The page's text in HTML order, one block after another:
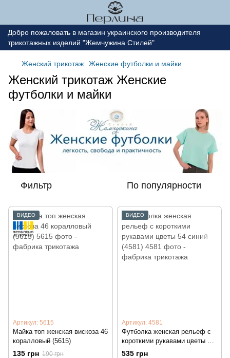
Добро пожаловать в магазин украинского производителя
трикотажных изделий "Жемчужина Стилей"
Женский трикотаж Женские футболки и майки
Женский трикотаж Женские
футболки и майки
Фильтр По популярности
ВИДЕО
Артикул: 5615
Майка топ женская вискоза 46
коралловый (5615)
135 грн 190 грн
ВИДЕО
Артикул: 4581
Футболка женская рельеф с
короткими рукавами цветы 54
синий (4581)
535 грн